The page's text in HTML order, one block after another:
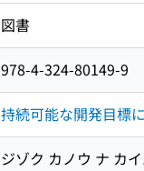
図書
978-4-324-80149-9
持続可能な開発目標
ジゾク カノウ ナ カ